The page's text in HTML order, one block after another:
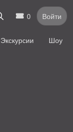
0 Войти
Экскурсии Шоу